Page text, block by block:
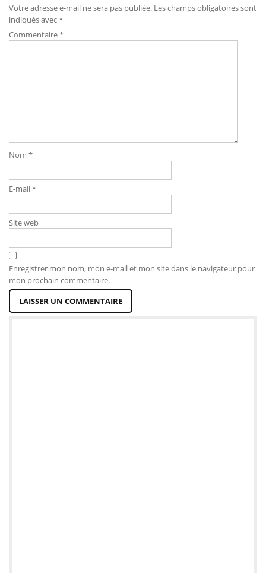
Votre adresse e-mail ne sera pas publiée. Les champs obligatoires sont
indiqués avec*
Commentaire*
Nom *
E-mail*
Site web
Enregistrer mon nom, mon e-mail et mon site dans le navigateur pour
mon prochain commentaire.